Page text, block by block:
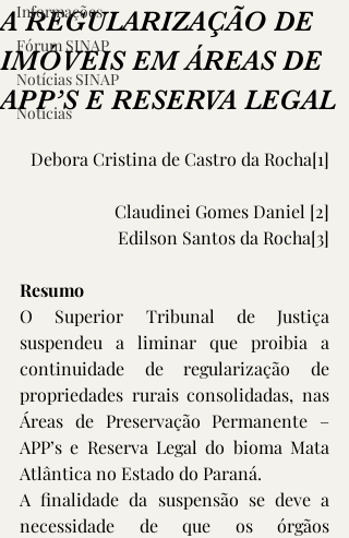
Informações
Fórum SINAP
Notícias SINAP
Notícias
A REGULARIZAÇÃO DE
IMÓVEIS EM ÁREAS DE
APP’S E RESERVA LEGAL
Debora Cristina de Castro da Rocha[1]
Claudinei Gomes Daniel [2]
Edilson Santos da Rocha[3]
Resumo
O Superior Tribunal de Justiça
suspendeu a liminar que proibia a
continuidade de regularização de
propriedades rurais consolidadas, nas
Áreas de Preservação Permanente –
APP’s e Reserva Legal do bioma Mata
Atlântica no Estado do Paraná.
A finalidade da suspensão se deve a
necessidade de que os órgãos